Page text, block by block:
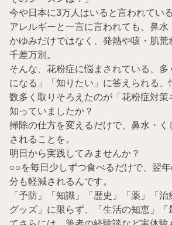
今や日本に3万人はいると言われてい
アレルギーと一言に言われても、鼻
かゆみだけではなく、発熱や咳・肌荒
千差万別。
そんな、花粉症に悩まされている、
になる」「知りたい」に答えられる、
数多く取りそろえたのが「花粉症対策
知っていましたか？
掃除の仕方を変えるだけで、鼻水・
されることを。
明日から実践してみませんか？
○○を毎日少しずつ食べるだけで、翌
分も軽減されるんです。
「予防」「知識」「歴史」「薬」「
グッズ」に限らず、「生活の知恵」「